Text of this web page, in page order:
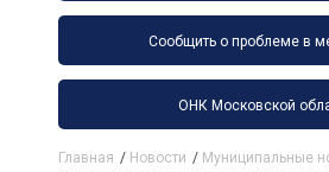
Сообщить о проблеме в
ОНК Московской
Главная / Новости / Муниципальные